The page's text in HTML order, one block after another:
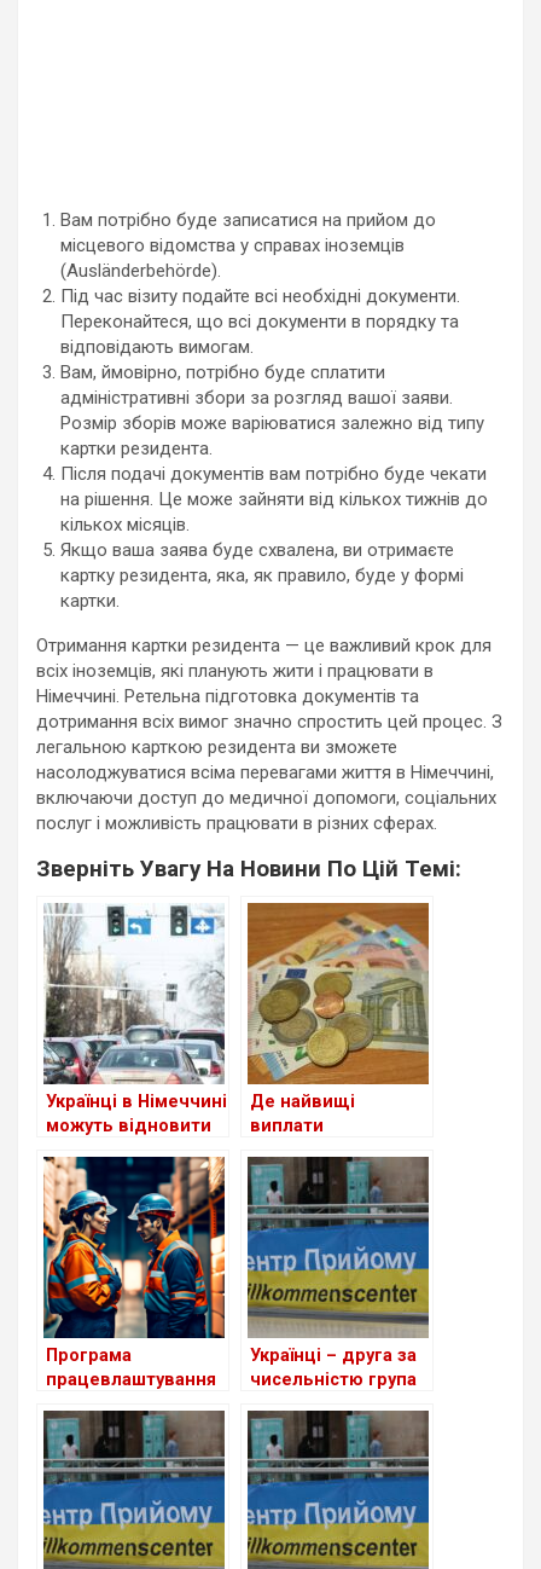
Вам потрібно буде записатися на прийом до
місцевого відомства у справах іноземців
(Ausländerbehörde).
Під час візиту подайте всі необхідні документи.
Переконайтеся, що всі документи в порядку та
відповідають вимогам.
Вам, ймовірно, потрібно буде сплатити
адміністративні збори за розгляд вашої заяви.
Розмір зборів може варіюватися залежно від типу
картки резидента.
Після подачі документів вам потрібно буде чекати
на рішення. Це може зайняти від кількох тижнів до
кількох місяців.
Якщо ваша заява буде схвалена, ви отримаєте
картку резидента, яка, як правило, буде у формі
картки.
Отримання картки резидента — це важливий крок для
всіх іноземців, які планують жити і працювати в
Німеччині. Ретельна підготовка документів та
дотримання всіх вимог значно спростить цей процес. З
легальною карткою резидента ви зможете
насолоджуватися всіма перевагами життя в Німеччині,
включаючи доступ до медичної допомоги, соціальних
послуг і можливість працювати в різних сферах.
Зверніть Увагу На Новини По Цій Темі:
Українці в Німеччині
можуть відновити
посвідчення водія
Де найвищі
виплати
біженцям серед
країн Європи?
Програма
працевлаштування
Німеччині поки
неефективна
Українці – друга за
чисельністю група